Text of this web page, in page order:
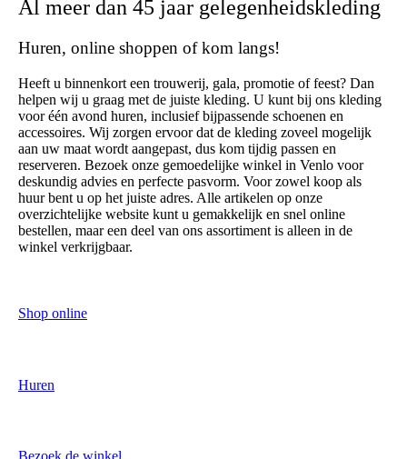
Al meer dan 45 jaar gelegenheidskleding
Huren, online shoppen of kom langs!
Heeft u binnenkort een trouwerij, gala, promotie of feest? Dan
helpen wij u graag met de juiste kleding. U kunt bij ons kleding
voor één avond huren, inclusief bijpassende schoenen en
accessoires. Wij zorgen ervoor dat de kleding zoveel mogelijk
aan uw maat wordt aangepast, dus kom tijdig passen en
reserveren. Bezoek onze gemoedelijke winkel in Venlo voor
deskundig advies en perfecte pasvorm. Voor zowel koop als
huur bent u op het juiste adres. Alle artikelen op onze
overzichtelijke website kunt u gemakkelijk en snel online
bestellen, maar een deel van ons assortiment is alleen in de
winkel verkrijgbaar.
Shop online
Huren
Bezoek de winkel